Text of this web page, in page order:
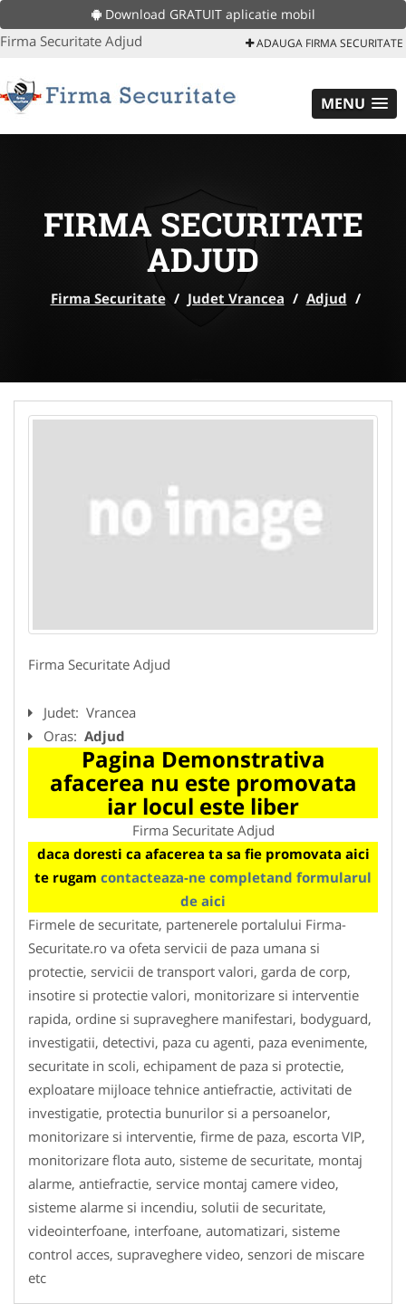
Download GRATUIT aplicatie mobil
Firma Securitate Adjud ADAUGA FIRMA SECURITATE
MENU
FIRMA SECURITATE
ADJUD
Firma Securitate / Judet Vrancea / Adjud /
Firma Securitate Adjud
Judet: Vrancea
Oras: Adjud
Pagina Demonstrativa
afacerea nu este promovata
iar locul este liber
Firma Securitate Adjud
daca doresti ca afacerea ta sa fie promovata aici
te rugam contacteaza-ne completand formularul
de aici
Firmele de securitate, partenerele portalului Firma-
Securitate.ro va ofeta servicii de paza umana si
protectie, servicii de transport valori, garda de corp,
insotire si protectie valori, monitorizare si interventie
rapida, ordine si supraveghere manifestari, bodyguard,
investigatii, detectivi, paza cu agenti, paza evenimente,
securitate in scoli, echipament de paza si protectie,
exploatare mijloace tehnice antiefractie, activitati de
investigatie, protectia bunurilor si a persoanelor,
monitorizare si interventie, firme de paza, escorta VIP,
monitorizare flota auto, sisteme de securitate, montaj
alarme, antiefractie, service montaj camere video,
sisteme alarme si incendiu, solutii de securitate,
videointerfoane, interfoane, automatizari, sisteme
control acces, supraveghere video, senzori de miscare
etc